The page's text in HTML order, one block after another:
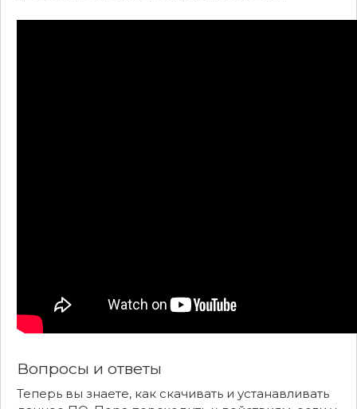
Вопросы и ответы
Теперь вы знаете, как скачивать и устанавливать